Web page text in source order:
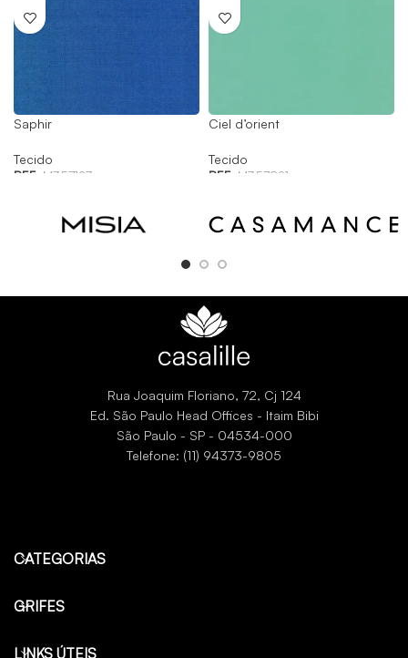
Saphir
Tecido
REF: M357123
Ciel d’orient
Tecido
REF: M357821
Rua Joaquim Floriano, 72, Cj 124
Ed. São Paulo Head Offices - Itaim Bibi
São Paulo - SP - 04534-000
Telefone: (11) 94373-9805
CATEGORIAS
GRIFES
LINKS ÚTEIS